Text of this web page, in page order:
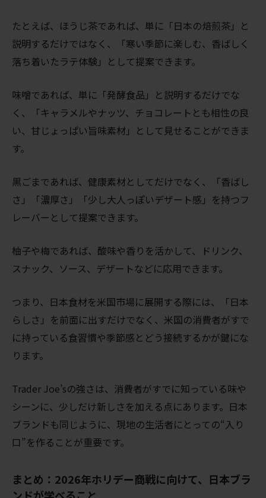
たとえば、ほうじ茶であれば、単に「日本の焙煎茶」と
説明するだけではなく、「寒い季節に楽しむ、香ばしく
落ち着いたラテ体験」として提案できます。
味噌であれば、単に「発酵食品」と説明するだけでな
く、「キャラメルやナッツ、チョコレートとも相性の良
い、甘じょっぱい旨味素材」として見せることができま
す。
黒ごまであれば、健康素材としてだけでなく、「香ばし
さ」「濃厚さ」「少し大人っぽいデザート感」を持つフ
レーバーとして提案できます。
柚子や梅であれば、酸味や香りを活かして、ドリンク、
スナック、ソース、デザートなどに応用できます。
つまり、日本食材を米国市場に展開する際には、「日本
らしさ」を前面に出すだけでなく、米国の消費者がすで
に持っている食習慣や季節感とどう接続するかが鍵にな
ります。
Trader Joe’sの強さは、消費者がすでに知っている味や
シーンに、少しだけ新しさを加える点にあります。日本
ブランドも同じように、現地の生活者にとっての“入り
口”を作ることが重要です。
まとめ：2026年ホリデー商戦に向けて、日本ブラ
ンドが学べること